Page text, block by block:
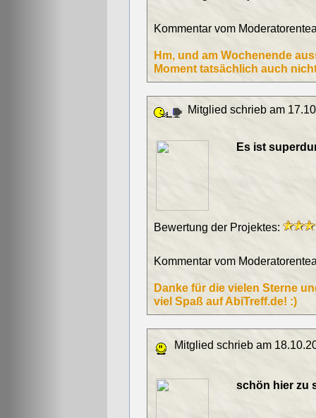
Kommentar vom
Hm, und am Wochenende
Moment tatsächlich auch
Mitglied schrieb am
Es ist
Bewertung der Projektes:
Kommentar vom
Danke für die vielen Sterne
viel Spaß auf AbiTreff.de! :)
Mitglied schrieb am
schön hier zu